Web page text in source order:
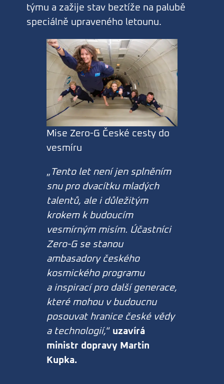
týmu a zažije stav beztíže na palubě
speciálně upraveného letounu.
Mise Zero-G České cesty do
vesmíru
„ Tento let není jen splněním
snu pro dvacítku mladých
talentů, ale i důležitým
krokem k budoucím
vesmírným misím. Účastníci
Zero-G se stanou
ambasadory českého
kosmického programu
a inspirací pro další generace,
které mohou v budoucnu
posouvat hranice české vědy
a technologií,“ uzavírá
ministr dopravy Martin
Kupka.